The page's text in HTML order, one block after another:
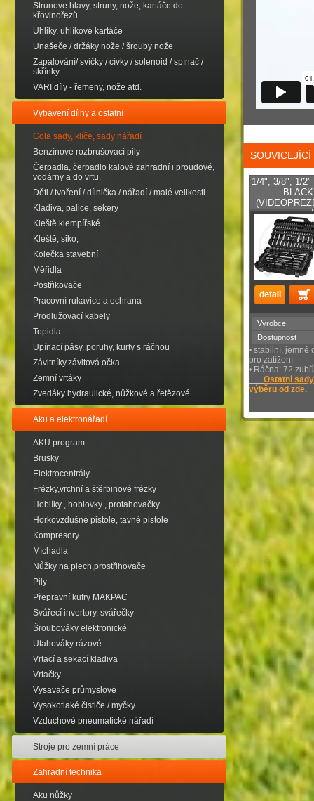
Strunove hlavy, struny, nože, kartáče do
křovinořezů
Uhliky, uhlíkové kartáče
Unašeče / držáky nože / šrouby nože
Zapalování/ svíčky / cívky / solenoid / spínač /
skřínky
VARI díly - řemeny, nože atd.
Vybavení dílny a ostatní
Gola sady, klíče, sady nářadí
Benzínové rozbrušovací pily
Čerpadla, čerpadlo kalové zahradní i proudové,
vodárny a do vrtu.
Děti / tvoření / dílnička / nářadí / malé velikosti
Kladiva, palice, sekery
Kleště klempířské
Kleště, siko,
Kolečka stavební
Měřidla
Postřikovače
Pracovní rukavice a ochrana
Prodlužovací kabely
Topidla
Upínací pásy, poruhy, kurty s ráčnou
Závitníky.závitová očka
Zemní vrtáky
Zvedáky hydraulické, nůžkové a řetězové
Aku a elektronářadí
AKU program
Brusky
Elektrocentrály
Frézky,vrchní a štěrbinové frézky
Hoblíky , hoblovky , protahovačky
Horkovzdušné pistole, tavné pistole
Kompresory
Míchadla
Nůžky na plech,prostřihovače
Pily
Přepravní kufry MAKPAC
Svářecí invertory, svářečky
Šroubováky elektronické
Utahováky rázové
Vrtací a sekací kladiva
Vrtačky
Vysavače průmyslové
Vysokotlaké čističe / myčky
Vzduchové pneumatické nářadí
Stroje pro zemní práce
Zahradní technika
Aku nůžky
1/4", 3/8", 1/2"
Výrobce
Dostupnost
• stabilní, jemně
pro zatížení
• Ráčna: 72
Ostatní
výběru od zde.